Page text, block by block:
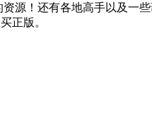
源！还有各地高手以及一些
正版。